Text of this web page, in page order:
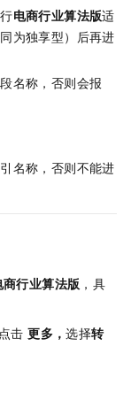
电商行业算法版适
为独享型）后再进
名称，否则会报
名称，否则不能进
商行业算法版 ，具
击更多，选择转